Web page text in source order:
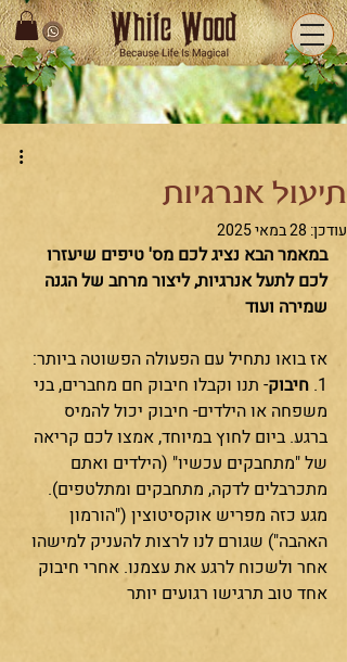
תיעול אנרגיות
עודכן: 28 במאי 2025
במאמר הבא נציג לכם מס' טיפים שיעזרו
לכם לתעל אנרגיות, ליצור מרחב של הגנה
שמירה ועוד
אז בואו נתחיל עם הפעולה הפשוטה ביותר:
1. חיבוק- תנו וקבלו חיבוק חם מחברים, בני
משפחה או הילדים- חיבוק יכול להמיס
ברגע. ביום לחוץ במיוחד, אמצו לכם קריאה
של "מתחבקים עכשיו" (הילדים ואתם
מתכרבלים לדקה, מתחבקים ומתלטפים).
מגע כזה מפריש אוקסיטוצין ("הורמון
האהבה") שגורם לנו לרצות להעניק למישהו
אחר ולשכוח לרגע את עצמנו. אחרי חיבוק
אחד טוב תרגישו רגועים יותר